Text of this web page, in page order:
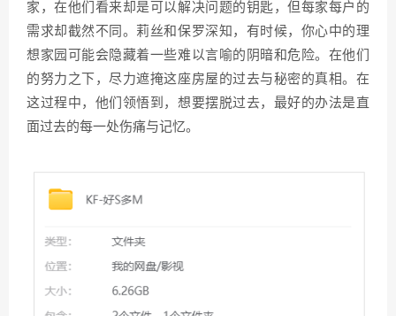
家，在他们看来却是可以解决问题的钥匙，但每家每户的
需求却截然不同。莉丝和保罗深知，有时候，你心中的理
想家园可能会隐藏着一些难以言喻的阴暗和危险。在他们
的努力之下，尽力遮掩这座房屋的过去与秘密的真相。在
这过程中，他们领悟到，想要摆脱过去，最好的办法是直
面过去的每一处伤痛与记忆。